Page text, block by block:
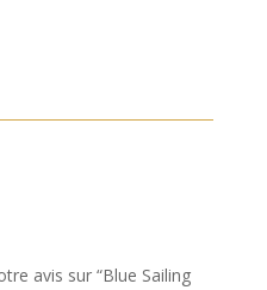
avis sur “Blue Sailing